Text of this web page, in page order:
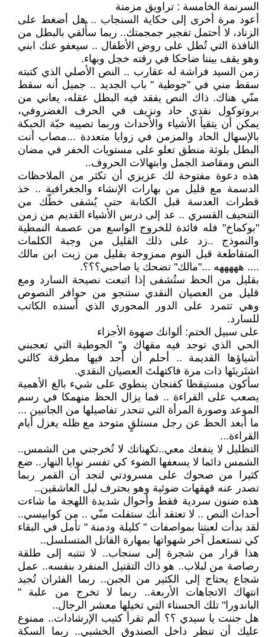
السرنمة الخامسة : تراويق مزمنة
أعود مرة أخرى إلى حكاية السنجاب .. هل أضغط على
الزناد، لا أحتمل تفجير جمجمتك.. ربما سأُلقي بالبطل من
النافذة التي تُطل على روض الأطفال .. سيعفو عنك ابني
وهو يقف بيننا ضاحكا في رقته خجل وبهاء.
زمن السيد فراشة له عقارب .. النص الأصلي الذي كتبته
سقط مني في "جوطية " باب الجديد .. جميل أنه سقط
منّي هناك. ذاك النص يفقد فيه البطل عقله، يعاني من
بروتوكول نقدي حاد ونزيف في الحرف الغضروفي،
يمكن أن يتقيأ الأشياء والأحداث وربما تصيبه حبّة الحبكة
بالإسهال الحاد والمزمن في زوايا متعددة ...مصاب أنت
البطل بلوثة منطق تعلو على مستويات الحفر في مضان
النص ومقاصد الجمل وابتهالات الحروف..
هذه دعوة مفتوحة لك عزيزي أن تكثر من الملاحظات
الدسمة مع قليل من بهارات الإنشاء والجغرافية .. خذ
قطرات العدسة قبل الكتابة حتى يُشفى خطّك من
التنحيف القسري .. عد إلى درس الأشياء القديم من زمن
"بوكماخ" فله فائدة للخروج الواسع من عصمة النمطية
والنموذج ..زد على ذلك القليل من وجبة الكلمات
المتقاطعة قبل النوم ممزوجة بقليل من زيت ابن مالك
.... هههههه ..."مالك" تضحك يا صاحبي؟؟؟.
بقليل من الحظ ستُشفى إذا اتبعت نصيحة السارد ومع
قليل من العصيان النقدي ستنجو من حوافر النصوص
وهي تتمرد على الدور المحوري الذي أسنده الكاتب
للسارد.
على سبيل الختم: ألوانك صهوة الأجزاء
الحي الذي توجد فيه مقهاك و" الجوطية التي تعجبني
أشياؤها القديمة .. أحلم أن أجد فيها مطرقة كالتي
اشتَريتَها ذات مرة فاكتهلتَ العصيان النقدي.
سأكون مستيقظا كفنجان ينطوي على شيء بالغ الأهمية
يصعب على القراءة .. فما يزال الحظ منهمكا في رسم
الموعد وصورة المرأة التي تنحدر تفاصيلها من الجانبين ...
ما أبعد الحظ عن رجل مستلقٍ متوحد مع ظله يغزل أيام
القراءة...
التظليل لا ينفعك معي..تكهناتك لا تُخرجني من الشمس..
الشمس دائما لا يسعفها الضوء كي تفسر نوايا النهار.. ضع
كثيرا من صحوك على مسرودتي لتجد أن القمر ربما
تصدر عنه قهقهات ضوئية وهو يحترف ليل العاشقين..
هذه ضنون سردية فقط وأحوال شديدة اللهجة ما شاءت
أحداث النص .. لا تعتقد أنك ستفلت منّي .. من كوابيسي..
لقد بدأت لعبتنا بمواصفات " كليلة ودمنة " تأمل في البقاء
كي تستعمل آخر شهواتها بمهارة القاتل المتسلسل..
هذا قرار من شجرة إلى سنجاب.. لا تنتبه إلى طلقة
رصاصة من لبلاب.. هو ذاك التقتيل المنفرد بنفسه.. عمل
شجاع يحتاج إلى الكثير من الجبن.. ربما الفئران تُجيد
انتهاك الاتجاهات الأربعة.. ربما لا تخرج من علبة "
الباندورا" تلك الحسناء التي تخيلها معشر الرجال..
هل جننت يا سيدي ؟؟ ألم تقرأ كتيب الإرشادات.. ممنوع
عليك أن تنظر داخل الصندوق الخشبي.. ربما السكة